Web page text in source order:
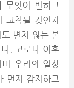
무엇이 변하고
고착될 것인지
변치 않는 본
. 코로나 이후
우리의 일상
먼저 감지하고